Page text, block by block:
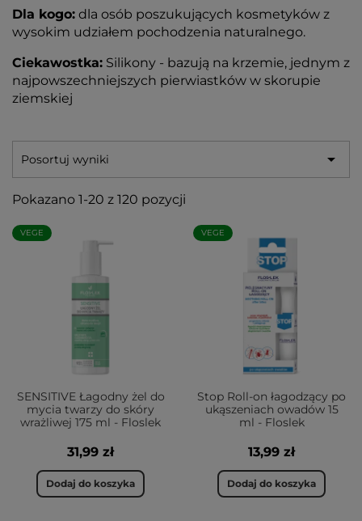
Dla kogo: dla osób poszukujących kosmetyków z
wysokim udziałem pochodzenia naturalnego.
Ciekawostka: Silikony - bazują na krzemie, jednym z
najpowszechniejszych pierwiastków w skorupie
ziemskiej
Posortuj wyniki 
Pokazano 1-20 z 120 pozycji
VEGE
SENSITIVE Łagodny żel do
mycia twarzy do skóry
wrażliwej 175 ml - Floslek
31,99 zł
Dodaj do koszyka
VEGE
Stop Roll-on łagodzący po
ukąszeniach owadów 15
ml - Floslek
13,99 zł
Dodaj do koszyka